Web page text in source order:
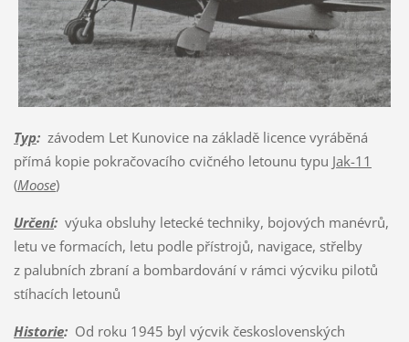
Typ:závodem Let Kunovice na základě licence vyráběná
přímá kopie pokračovacího cvičného letounu typu Jak-11
(Moose)
Určení:výuka obsluhy letecké techniky, bojových manévrů,
letu ve formacích, letu podle přístrojů, navigace, střelby
z palubních zbraní a bombardování v rámci výcviku pilotů
stíhacích letounů
Historie:Od roku 1945 byl výcvik československých